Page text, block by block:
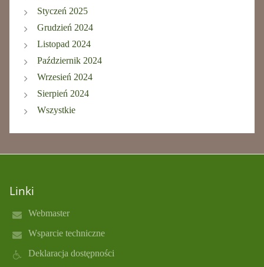
Styczeń 2025
Grudzień 2024
Listopad 2024
Październik 2024
Wrzesień 2024
Sierpień 2024
Wszystkie
Linki
Webmaster
Wsparcie techniczne
Deklaracja dostępności